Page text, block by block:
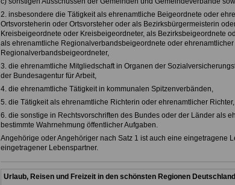
2. insbesondere die Tätigkeit als ehrenamtliche Beigeordnete oder
Ortsvorsteherin oder Ortsvorsteher oder als Bezirksbürgermeisterin
Kreisbeigeordnete oder Kreisbeigeordneter, als Bezirksbeigeordnete
als ehrenamtliche Regionalverbandsbeigeordnete oder ehrenamtlicher
Regionalverbandsbeigeordneter,
3. die ehrenamtliche Mitgliedschaft in Organen der
der Bundesagentur für Arbeit,
4. die ehrenamtliche Tätigkeit in kommunalen Spitzenverbänden,
5. die Tätigkeit als ehrenamtliche Richterin oder ehrenamtlicher Richter,
6. die sonstige in Rechtsvorschriften des Bundes oder der Länder als
bestimmte Wahrnehmung öffentlicher Aufgaben.
Angehörige oder Angehöriger nach Satz 1 ist auch eine eingetragene
eingetragener Lebenspartner.
Urlaub, Reisen und Freizeit in den schönsten Regionen